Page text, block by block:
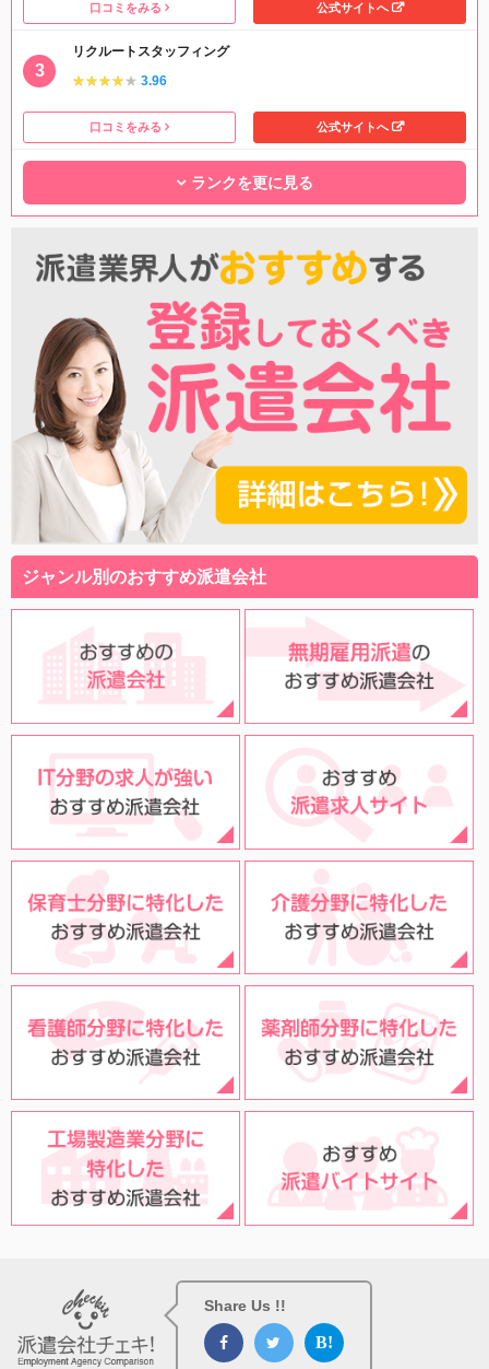
口コミをみる 公式サイトへ
リクルートスタッフィング
★★★★★
★★★★★ 3.96
口コミをみる 公式サイトへ
ランクを更に見る
ジャンル別のおすすめ派遣会社
Share Us !!